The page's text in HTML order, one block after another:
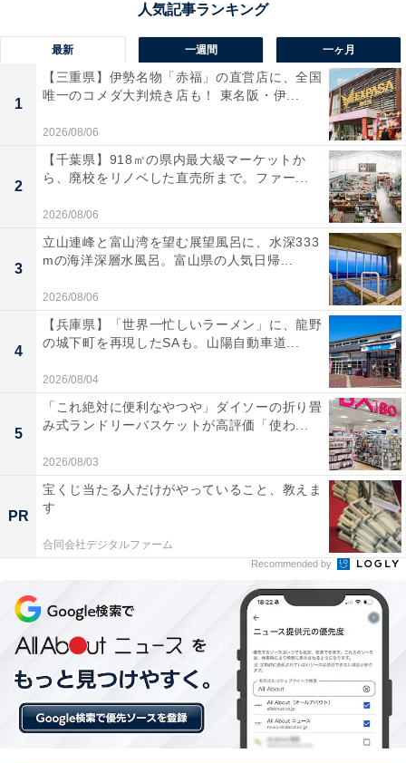
最新 一週間 一ヶ月
1
【三重県】伊勢名物「赤福」の直営店に、全国
唯一のコメダ大判焼き店も！ 東名阪・伊...
2026/08/06
2
【千葉県】918㎡の県内最大級マーケットか
ら、廃校をリノベした直売所まで。ファー...
2026/08/06
3
立山連峰と富山湾を望む展望風呂に、水深333
mの海洋深層水風呂。富山県の人気日帰...
2026/08/06
4
【兵庫県】「世界一忙しいラーメン」に、龍野
の城下町を再現したSAも。山陽自動車道...
2026/08/04
5
「これ絶対に便利なやつや」ダイソーの折り畳
み式ランドリーバスケットが高評価「使わ...
2026/08/03
PR
宝くじ当たる人だけがやっていること、教えま
す
合同会社デジタルファーム
Recommended by